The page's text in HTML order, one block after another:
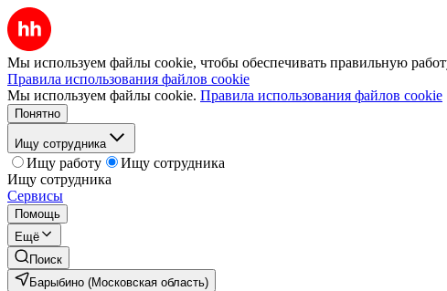
Мы используем файлы cookie, чтобы обеспечивать правильную
Правила использования файлов cookie
Мы используем файлы cookie. Правила использования файлов cookie
Понятно
Ищу сотрудника
Ищу работу
Ищу сотрудника
Ищу сотрудника
Сервисы
Помощь
Ещё
Поиск
Барыбино (Московская область)